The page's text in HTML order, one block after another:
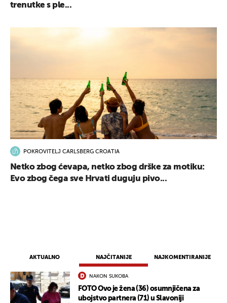
AKTUALNO NAJČITANIJE NAJKOMENTIRANIJE
NAKON SUKOBA
FOTO Ovo je žena (36) osumnjičena za
ubojstvo partnera (71) u Slavoniji
trenutke s ple...
POKROVITELJ CARLSBERG CROATIA
Netko zbog ćevapa, netko zbog drške za motiku:
Evo zbog čega sve Hrvati duguju pivo...